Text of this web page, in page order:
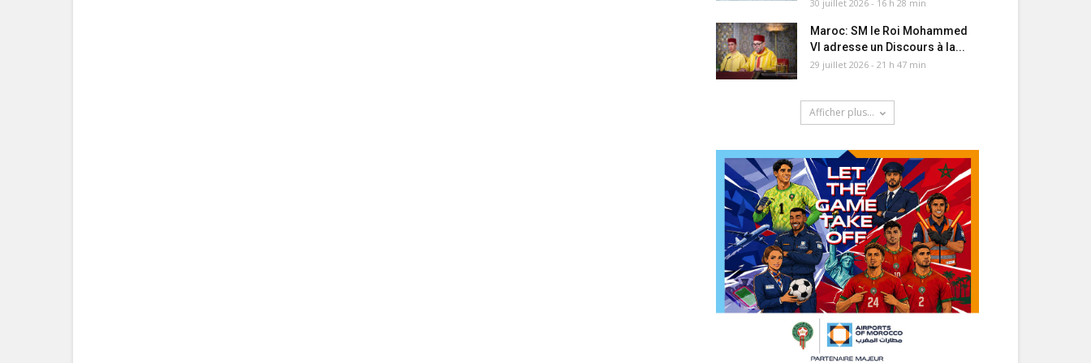
30 juillet 2026 - 16 h 28 min
Maroc: SM le Roi Mohammed
VI adresse un Discours à la...
29 juillet 2026 - 21 h 47 min
Afficher plus...